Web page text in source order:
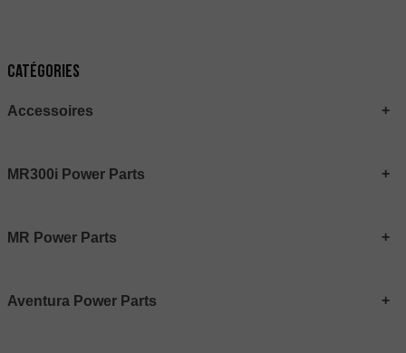
Catégories
Accessoires
MR300i Power Parts
MR Power Parts
Aventura Power Parts